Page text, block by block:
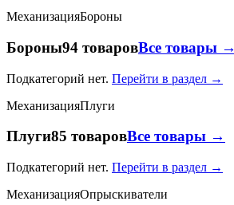
МеханизацияБороны
Бороны94 товаровВсе товары →
Подкатегорий нет. Перейти в раздел →
МеханизацияПлуги
Плуги85 товаровВсе товары →
Подкатегорий нет. Перейти в раздел →
МеханизацияОпрыскиватели